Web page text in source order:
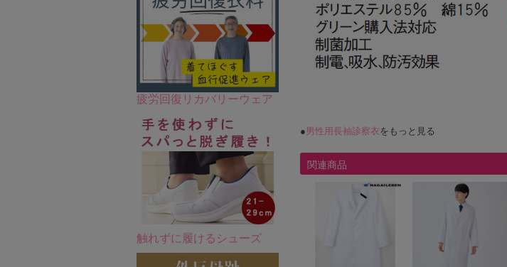
●男性用長袖診察衣をもっと見る
関連商品
疲労回復リカバリーウェア
触れずに履けるシューズ